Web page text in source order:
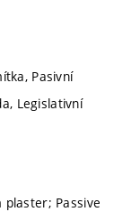
Pasivní
Legislativní
plaster; Passive